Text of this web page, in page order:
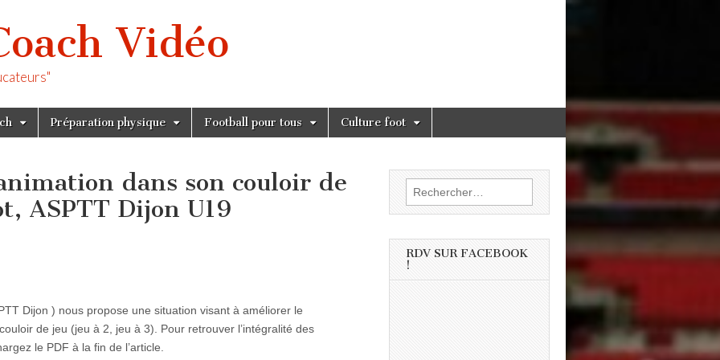
Vidéo
Préparation physique Football pour tous Culture foot
dans son couloir de
ASPTT Dijon U19
Dijon ) nous propose une situation visant à améliorer le
de jeu (jeu à 2, jeu à 3). Pour retrouver l’intégralité des
le PDF à la fin de l’article.
Rechercher :
RDV SUR FACEBOOK
!